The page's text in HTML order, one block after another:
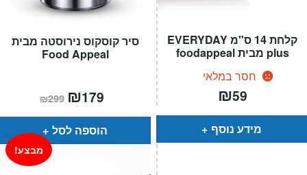
סיר קוסקוס נירוסטה מבית
Food Appeal
₪299 המחיר
המקורי
היה:
₪299.
₪179
הוא:
הוספה לסל
קלחת 14 ס"מ EVERYDAY
plus מבית foodappeal
חסר במלאי
₪59
מידע נוסף
מבצע!